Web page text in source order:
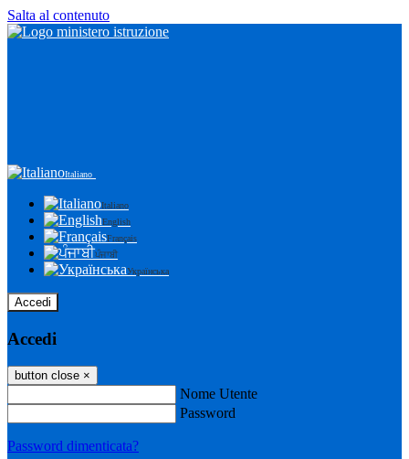
Salta al contenuto
Italiano
Italiano
English
Français
ਪੰਜਾਬੀ
Українська
Accedi
Accedi
button close ×
Nome Utente
Password
Password dimenticata?